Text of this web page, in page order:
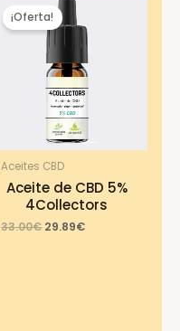
¡Oferta!
Aceites CBD
Aceite de CBD 5%
4Collectors
33.00€ Original
29.89€Current